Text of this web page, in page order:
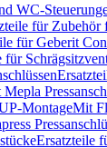
WC-
für Zubehör
für Geberit
für
MontageMit
Ersatzteile